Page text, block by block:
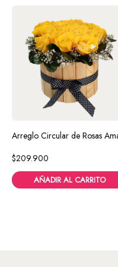
$209.900
AÑADIR AL CARRITO